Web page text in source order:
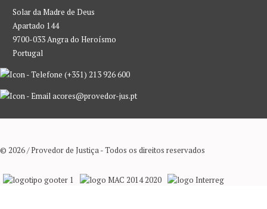
Solar da Madre de Deus
Apartado 144
9700-033 Angra do Heroísmo
Portugal
(+351) 213 926 600
acores@provedor-jus.pt
© 2026 / Provedor de Justiça - Todos os direitos reservados